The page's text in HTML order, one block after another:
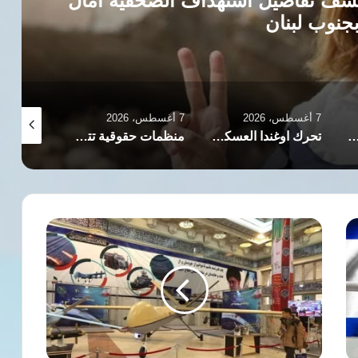
لبنان
تؤكد مواصلة مسيرتها النضالية لترسيخ المساواة وحماية المكتسبات
7 أغسطس، 2026
تحرك اوغندا العسكري في غزة يفتح ابوابا واسعة للتعاون الدولي الامني
7 أغسطس، 2026
منظمات حقوقية تتهم إسرائيل بأسستهداف صحفيتين في لبنان وتأخير إنقاذهما عمدا
تطورات
عسكرية
إيرانية
لافتة
في
المنطقة
باستخدام
تقنية